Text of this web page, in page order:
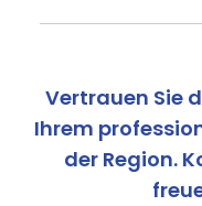
Vertrauen Sie
Ihrem
der Region.